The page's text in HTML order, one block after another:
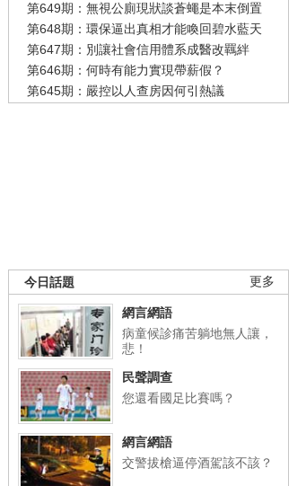
第649期：無視公廁現狀談蒼蠅是本末倒置
第648期：環保逼出真相才能喚回碧水藍天
第647期：別讓社會信用體系成醫改羈絆
第646期：何時有能力實現帶薪假？
第645期：嚴控以人查房因何引熱議
更多
今日話題
網言網語
病童候診痛苦躺地無人讓，
悲！
民聲調查
您還看國足比賽嗎？
網言網語
交警拔槍逼停酒駕該不該？